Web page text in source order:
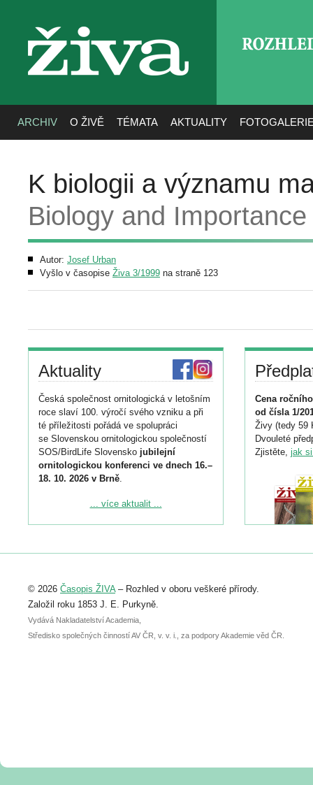
živa
ARCHIV O ŽIVĚ TÉMATA AKTUALITY
K biologii a významu
Biology and
Autor: Josef Urban
Vyšlo v časopise Živa 3/1999 na straně 123
Aktuality
Česká společnost ornitologická v letošním
roce slaví 100. výročí svého vzniku a při
té příležitosti pořádá ve spolupráci
se Slovenskou ornitologickou společností
SOS/BirdLife Slovensko jubilejní
ornitologickou konferenci ve dnech 16.–
18. 10. 2026 v Brně.
Podrobnější informace ke konferenci
Registrovat se můžete do 6. září.
abstraktu přihlášené přednášky nebo
posteru je už 30. června.
... více aktualit ...
Cena
od čísla 1/
Živy (tedy 59
Dvouleté
Zjistěte, jak
© 2026 Časopis ŽIVA– Rozhled v oboru veškeré přírody.
Založil roku 1853 J. E. Purkyně.
Vydává Nakladatelství Academia,
Středisko společných činností AV ČR, v. v. i., za podpory Akademie věd ČR.